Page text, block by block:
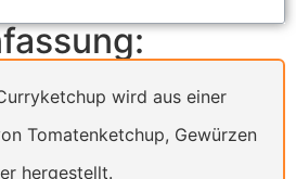
wird aus einer
Tomatenketchup, Gewürzen
hergestellt.